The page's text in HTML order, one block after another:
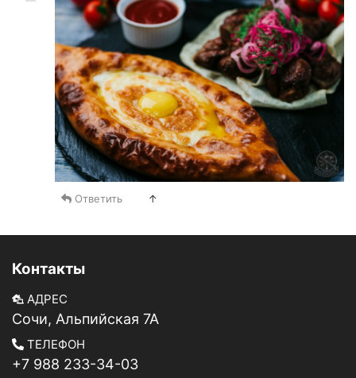
Ответить ↑
Контакты
АДРЕС
Сочи, Альпийская 7А
ТЕЛЕФОН
+7 988 233-34-03